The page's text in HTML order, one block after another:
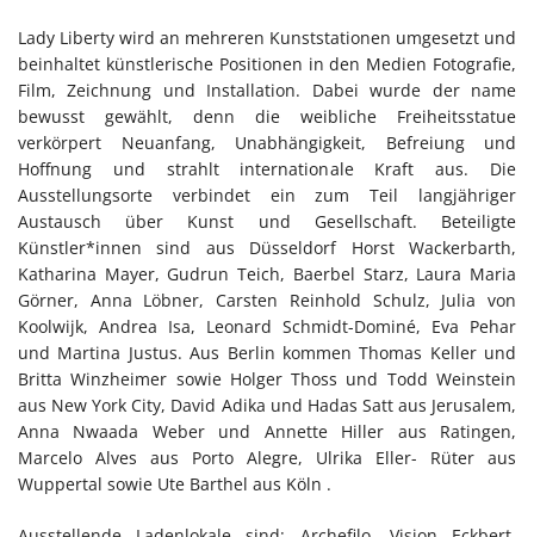
Lady Liberty wird an mehreren Kunststationen umgesetzt und
beinhaltet künstlerische Positionen in den Medien Fotografie,
Film, Zeichnung und Installation. Dabei wurde der name
bewusst gewählt, denn die weibliche Freiheitsstatue
verkörpert Neuanfang, Unabhängigkeit, Befreiung und
Hoffnung und strahlt internationale Kraft aus. Die
Ausstellungsorte verbindet ein zum Teil langjähriger
Austausch über Kunst und Gesellschaft. Beteiligte
Künstler*innen sind aus Düsseldorf Horst Wackerbarth,
Katharina Mayer, Gudrun Teich, Baerbel Starz, Laura Maria
Görner, Anna Löbner, Carsten Reinhold Schulz, Julia von
Koolwijk, Andrea Isa, Leonard Schmidt-Dominé, Eva Pehar
und Martina Justus. Aus Berlin kommen Thomas Keller und
Britta Winzheimer sowie Holger Thoss und Todd Weinstein
aus New York City, David Adika und Hadas Satt aus Jerusalem,
Anna Nwaada Weber und Annette Hiller aus Ratingen,
Marcelo Alves aus Porto Alegre, Ulrika Eller- Rüter aus
Wuppertal sowie Ute Barthel aus Köln .